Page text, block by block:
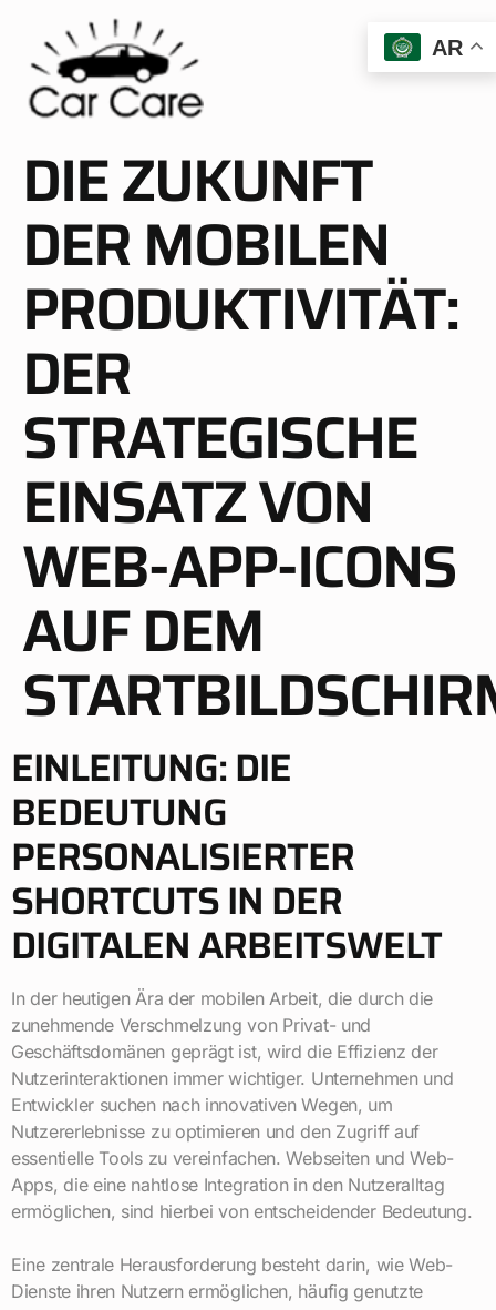
DIE ZUKUNFT
DER MOBILEN
PRODUKTIVITÄT:
DER
STRATEGISCHE
EINSATZ VON
WEB-APP-ICONS
AUF DEM
EINLEITUNG: DIE
BEDEUTUNG
PERSONALISIERTER
SHORTCUTS IN DER
DIGITALEN ARBEITSWELT
In der heutigen Ära der mobilen Arbeit, die durch die
zunehmende Verschmelzung von Privat- und
Geschäftsdomänen geprägt ist, wird die Effizienz der
Nutzerinteraktionen immer wichtiger. Unternehmen und
Entwickler suchen nach innovativen Wegen, um
Nutzererlebnisse zu optimieren und den Zugriff auf
essentielle Tools zu vereinfachen. Webseiten und Web-
Apps, die eine nahtlose Integration in den Nutzeralltag
ermöglichen, sind hierbei von entscheidender Bedeutung.
Eine zentrale Herausforderung besteht darin, wie Web-
Dienste ihren Nutzern ermöglichen, häufig genutzte
AR